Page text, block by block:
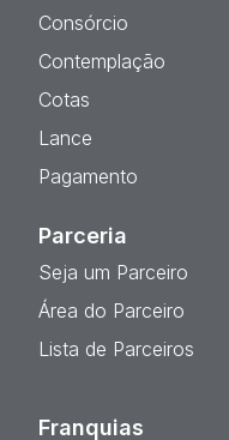
Consórcio
Contemplação
Cotas
Lance
Pagamento
Parceria
Seja um Parceiro
Área do Parceiro
Lista de Parceiros
Franquias